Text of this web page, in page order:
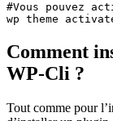
#Vous pouvez
wp theme
Comment
WP-Cli ?
Tout comme pour